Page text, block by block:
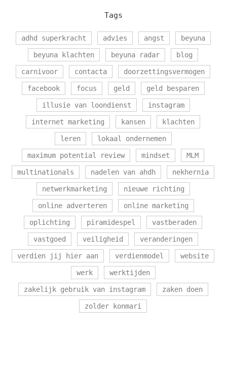
Tags
adhd superkracht advies angst beyuna
beyuna klachten beyuna radar blog
carnivoor contacta doorzettingsvermogen
facebook focus geld geld besparen
illusie van loondienst instagram
internet marketing kansen klachten
leren lokaal ondernemen
maximum potential review mindset MLM
multinationals nadelen van ahdh nekhernia
netwerkmarketing nieuwe richting
online adverteren online marketing
oplichting piramidespel vastberaden
vastgoed veiligheid veranderingen
verdien jij hier aan verdienmodel website
werk werktijden
zakelijk gebruik van instagram zaken doen
zolder konmari